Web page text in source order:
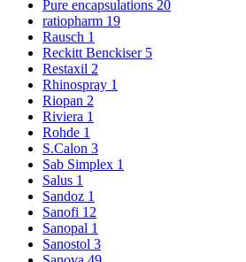
Pure encapsulations 20
ratiopharm 19
Rausch 1
Reckitt Benckiser 5
Restaxil 2
Rhinospray 1
Riopan 2
Riviera 1
Rohde 1
S.Calon 3
Sab Simplex 1
Salus 1
Sandoz 1
Sanofi 12
Sanopal 1
Sanostol 3